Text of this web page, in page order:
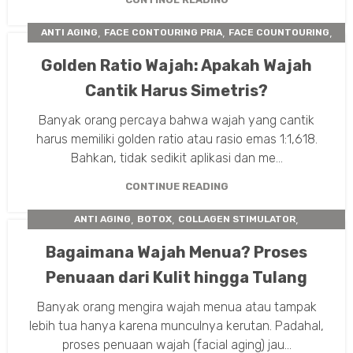
ANTI AGING, FACE CONTOURING PRIA, FACE COUNTOURING,
Golden Ratio Wajah: Apakah Wajah
Cantik Harus Simetris?
Banyak orang percaya bahwa wajah yang cantik
harus memiliki golden ratio atau rasio emas 1:1,618.
Bahkan, tidak sedikit aplikasi dan me...
CONTINUE READING
ANTI AGING, BOTOX, COLLAGEN STIMULATOR,
INSTA BEAUTY CENTER
Bagaimana Wajah Menua? Proses
Penuaan dari Kulit hingga Tulang
Banyak orang mengira wajah menua atau tampak
lebih tua hanya karena munculnya kerutan. Padahal,
proses penuaan wajah (facial aging) jau...